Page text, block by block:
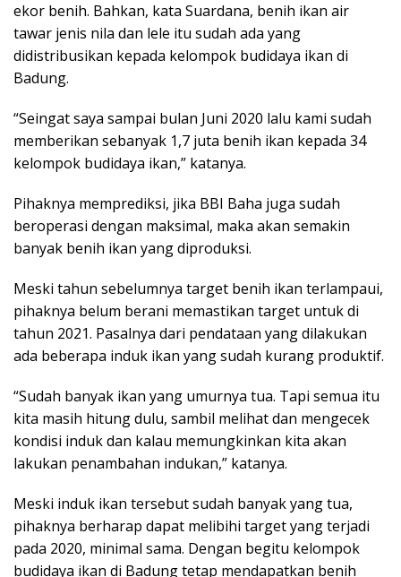
ekor benih. Bahkan, kata Suardana, benih ikan air
tawar jenis nila dan lele itu sudah ada yang
didistribusikan kepada kelompok budidaya ikan di
Badung.
“Seingat saya sampai bulan Juni 2020 lalu kami sudah
memberikan sebanyak 1,7 juta benih ikan kepada 34
kelompok budidaya ikan,” katanya.
Pihaknya memprediksi, jika BBI Baha juga sudah
beroperasi dengan maksimal, maka akan semakin
banyak benih ikan yang diproduksi.
Meski tahun sebelumnya target benih ikan terlampaui,
pihaknya belum berani memastikan target untuk di
tahun 2021. Pasalnya dari pendataan yang dilakukan
ada beberapa induk ikan yang sudah kurang produktif.
“Sudah banyak ikan yang umurnya tua. Tapi semua itu
kita masih hitung dulu, sambil melihat dan mengecek
kondisi induk dan kalau memungkinkan kita akan
lakukan penambahan indukan,” katanya.
Meski induk ikan tersebut sudah banyak yang tua,
pihaknya berharap dapat melibihi target yang terjadi
pada 2020, minimal sama. Dengan begitu kelompok
budidaya ikan di Badung tetap mendapatkan benih